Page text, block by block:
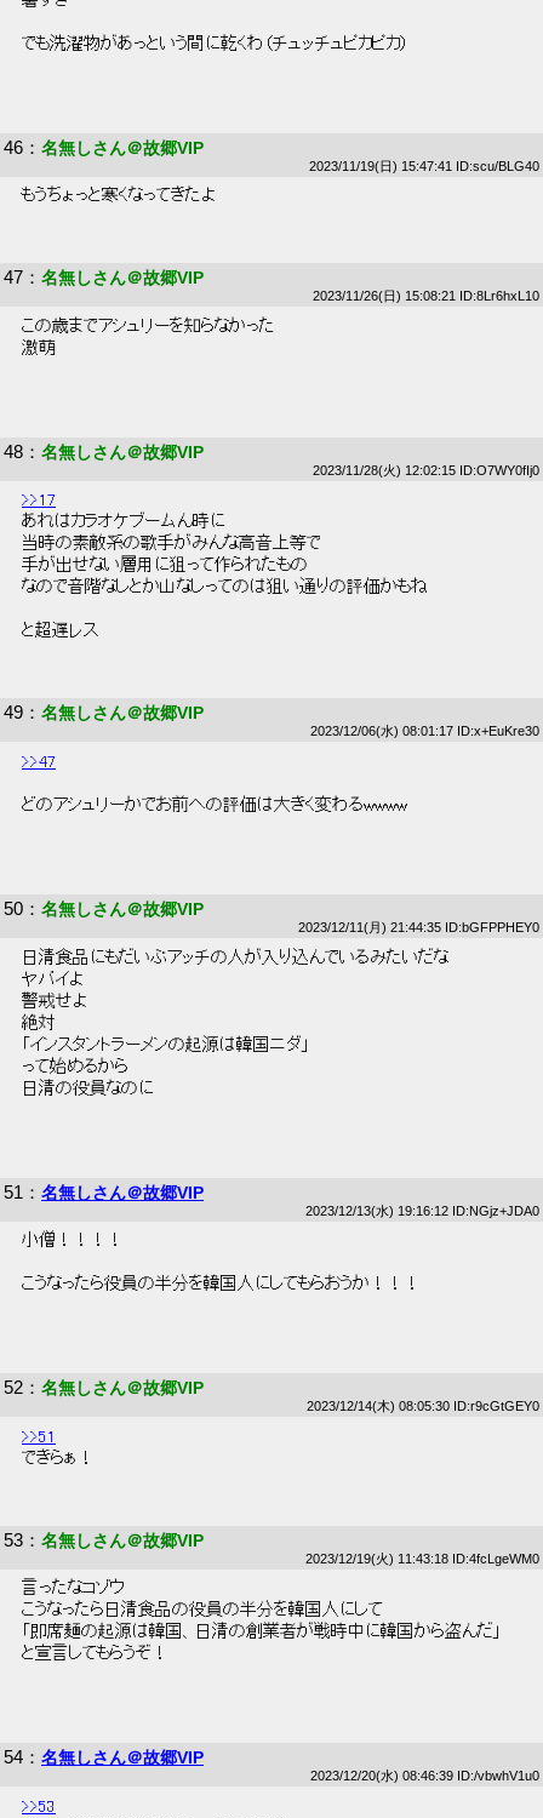
でも洗濯物があっという間に乾くわ（チュッチュピカピカ）
46 ： 名無しさん＠故郷VIP
2023/11/19(日) 15:47:41 ID:scu/BLG40
もうちょっと寒くなってきたよ
47 ： 名無しさん＠故郷VIP
2023/11/26(日) 15:08:21 ID:8Lr6hxL10
この歳までアシュリーを知らなかった
激萌
48 ： 名無しさん＠故郷VIP
2023/11/28(火) 12:02:15 ID:O7WY0fIj0
>>17
あれはカラオケブームん時に
当時の素敵系の歌手がみんな高音上等で
手が出せない層用に狙って作られたもの
なので音階なしとか山なしってのは狙い通りの評価かもね
と超遅レス
49 ： 名無しさん＠故郷VIP
2023/12/06(水) 08:01:17 ID:x+EuKre30
>>47
どのアシュリーかでお前への評価は大きく変わるwwww
50 ： 名無しさん＠故郷VIP
2023/12/11(月) 21:44:35 ID:bGFPPHEY0
日清食品にもだいぶアッチの人が入り込んでいるみたいだな
ヤバイよ
警戒せよ
絶対
「インスタントラーメンの起源は韓国ニダ」
って始めるから
日清の役員なのに
51 ： 名無しさん＠故郷VIP
2023/12/13(水) 19:16:12 ID:NGjz+JDA0
小僧！！！！
こうなったら役員の半分を韓国人にしてもらおうか！！！
52 ： 名無しさん＠故郷VIP
2023/12/14(木) 08:05:30 ID:r9cGtGEY0
>>51
できらぁ！
53 ： 名無しさん＠故郷VIP
2023/12/19(火) 11:43:18 ID:4fcLgeWM0
言ったなコゾウ
こうなったら日清食品の役員の半分を韓国人にして
「即席麺の起源は韓国、日清の創業者が戦時中に韓国から盗んだ」
と宣言してもらうぞ！
54 ： 名無しさん＠故郷VIP
2023/12/20(水) 08:46:39 ID:/vbwhV1u0
>>53